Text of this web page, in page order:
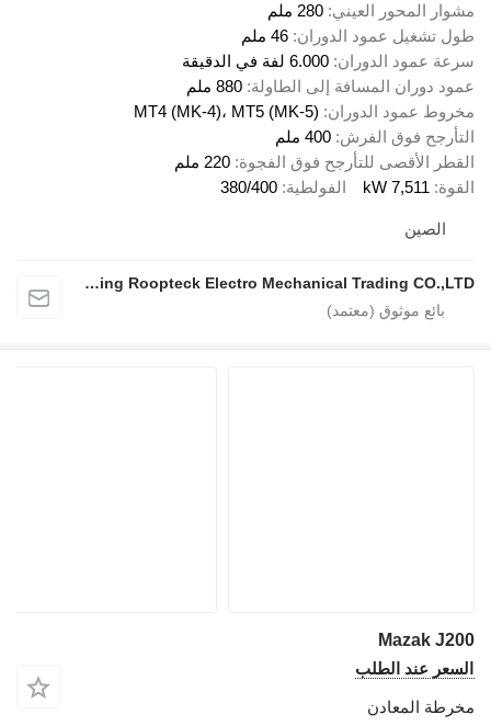
مشوار المحور العيني 280 ملم
طول تشغيل عمود الدوران 46 ملم
سرعة عمود الدوران 6.000 لفة في الدقيقة
عمود دوران المسافة إلى الطاولة 880 ملم
مخروط عمود الدوران MT4 (MK-4)، MT5 (MK-5)
التأرجح فوق الفرش 400 ملم
القطر الأقصى للتأرجح فوق الفجوة 220 ملم
القوة 7,511 kW الفولطية 380/400
الصين
Nanjing Roopteck Electro Mechanical Trading CO.,LTD
Mazak J200
السعر عند الطلب
مخرطة المعادن